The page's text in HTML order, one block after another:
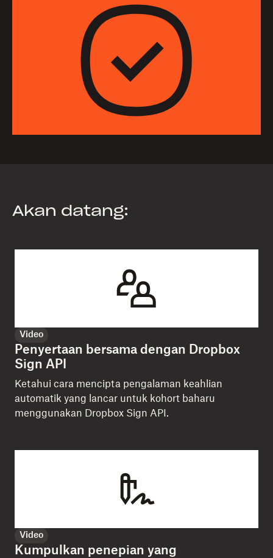
Akan datang:
Video
Penyertaan bersama dengan Dropbox
Sign API
Ketahui cara mencipta pengalaman keahlian
automatik yang lancar untuk kohort baharu
menggunakan Dropbox Sign API.
Video
Kumpulkan penepian yang